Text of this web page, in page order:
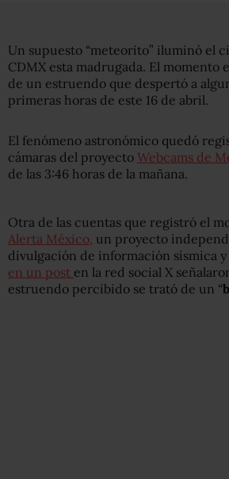
Un supuesto “meteorito” iluminó el
CDMX esta madrugada. El momento
de un estruendo que despertó a
primeras horas de este 16 de abril.
El fenómeno astronómico quedó
cámaras del proyecto Webcams de
de las 3:46 horas de la mañana.
Otra de las cuentas que registró el
Alerta México, un proyecto
divulgación de información sísmica
en un post en la red social X
estruendo percibido se trató de un “